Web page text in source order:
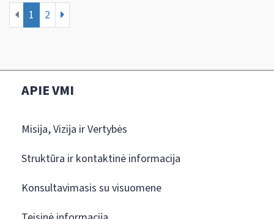
1 2
APIE VMI
Misija, Vizija ir Vertybės
Struktūra ir kontaktinė informacija
Konsultavimasis su visuomene